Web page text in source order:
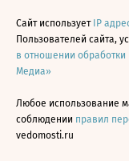
Сайт использует IP
Пользователей сайта,
в отношении
Медиа»
Любое использование
соблюдении правил
vedomosti.ru